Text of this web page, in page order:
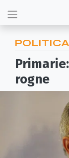
POLITICA
rogne